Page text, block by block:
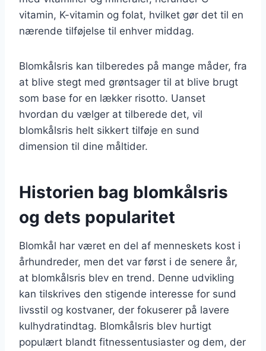
vitamin, K-vitamin og folat, hvilket gør det til en
nærende tilføjelse til enhver middag.
Blomkålsris kan tilberedes på mange måder, fra
at blive stegt med grøntsager til at blive brugt
som base for en lækker risotto. Uanset
hvordan du vælger at tilberede det, vil
blomkålsris helt sikkert tilføje en sund
dimension til dine måltider.
Historien bag blomkålsris
og dets popularitet
Blomkål har været en del af menneskets kost i
århundreder, men det var først i de senere år,
at blomkålsris blev en trend. Denne udvikling
kan tilskrives den stigende interesse for sund
livsstil og kostvaner, der fokuserer på lavere
kulhydratindtag. Blomkålsris blev hurtigt
populært blandt fitnessentusiaster og dem, der